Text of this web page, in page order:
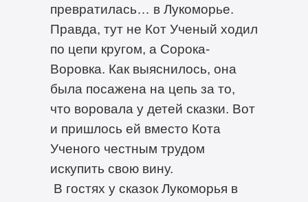
превратилась… в Лукоморье.
Правда, тут не Кот Ученый ходил
по цепи кругом, а Сорока-
Воровка. Как выяснилось, она
была посажена на цепь за то,
что воровала у детей сказки. Вот
и пришлось ей вместо Кота
Ученого честным трудом
искупить свою вину.
В гостях у сказок Лукоморья в